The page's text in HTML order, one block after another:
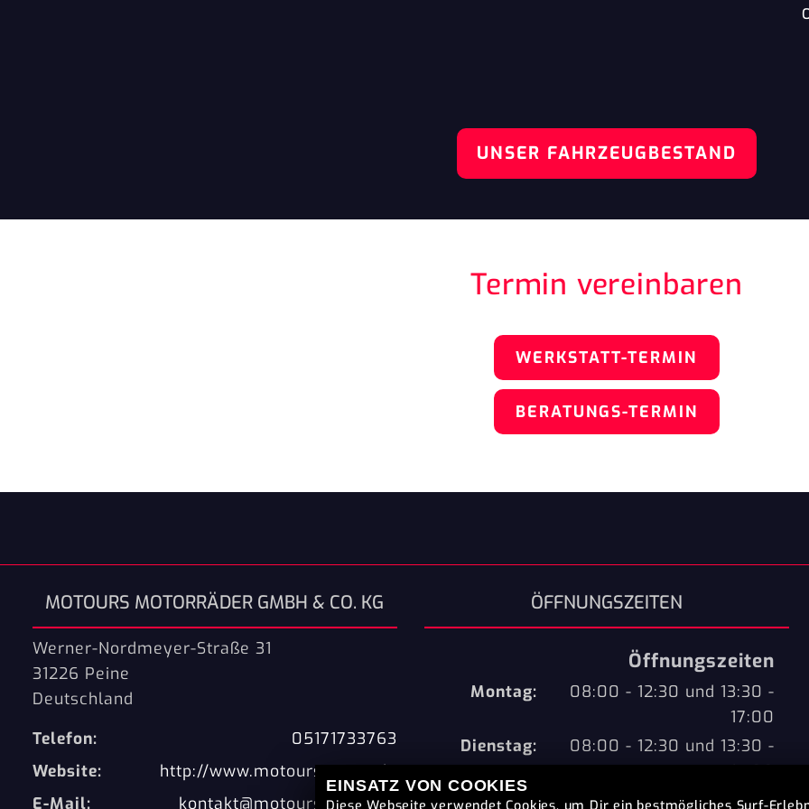
UNSER FAHRZEUGBESTAND
Termin vereinbaren
WERKSTATT-TERMIN
BERATUNGS-TERMIN
MOTOURS MOTORRÄDER GMBH & CO. KG
Werner-Nordmeyer-Straße 31
31226 Peine
Deutschland
Telefon:
05171733763
Website:
http://www.motours-peine.de
E-Mail:
kontakt@motours-peine.de
ÖFFNUNGSZEITEN
Öffnungszeiten
Montag:
08:00 - 12:30 und 13:30 -
17:00
Dienstag:
08:00 - 12:30 und 13:30 -
17:00
Mittwoch:
08:00 - 12:30 und 13:30 -
EINSATZ VON COOKIES